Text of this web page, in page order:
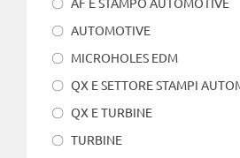
AF E STAMPO AUTOMOTIVE
AUTOMOTIVE
MICROHOLES EDM
QX E SETTORE STAMPI
QX E TURBINE
TURBINE